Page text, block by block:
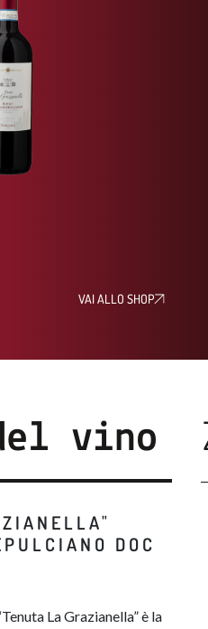
A
ED
VAI ALLO SHOP
vino
DOC​
La Grazianella” è la